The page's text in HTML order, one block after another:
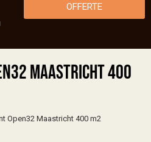
OFFERTE
Maastricht 400
Open32 Maastricht 400 m2